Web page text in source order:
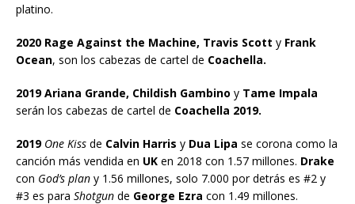
platino.
2020 Rage Against the Machine, Travis Scott y Frank
Ocean, son los cabezas de cartel de Coachella.
2019 Ariana Grande, Childish Gambino y Tame Impala
serán los cabezas de cartel de Coachella 2019.
2019 One Kiss de Calvin Harris y Dua Lipa se corona como la
canción más vendida en UK en 2018 con 1.57 millones. Drake
con God’s plan y 1.56 millones, solo 7.000 por detrás es #2 y
#3 es para Shotgun de George Ezra con 1.49 millones.